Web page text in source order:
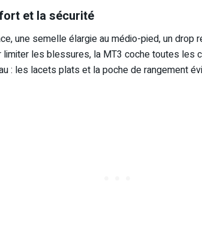
et la sécurité
une semelle élargie au médio-pied, un drop
les blessures, la MT3 coche toutes les
: les lacets plats et la poche de rangement